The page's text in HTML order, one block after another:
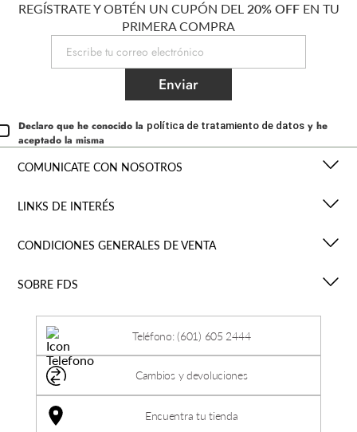
REGÍSTRATE Y OBTÉN UN CUPÓN DEL 20% OFFEN TU
PRIMERA COMPRA
Enviar
Declaro que he conocido la política de tratamiento de datos y he
aceptado la misma
COMUNICATE CON NOSOTROS
LINKS DE INTERÉS
CONDICIONES GENERALES DE VENTA
SOBRE FDS
Teléfono: (601) 605 2444
Cambios y devoluciones
Encuentra tu tienda